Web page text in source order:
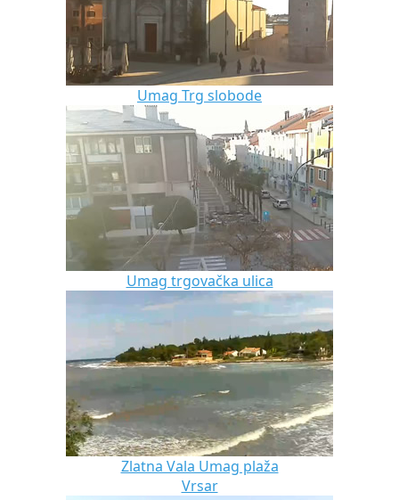
Umag Trg slobode
Umag trgovačka ulica
Zlatna Vala Umag plaža
Vrsar